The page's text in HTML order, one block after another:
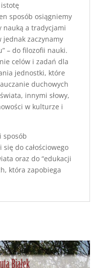
istotę
sposób osiągniemy
nauką a tradycjami
jednak zaczynamy
– do filozofii nauki.
celów i zadań dla
jednostki, które
duchowych
świata, innymi słowy,
w kulturze i
sposób
się do całościowego
oraz do “edukacji
, która zapobiega